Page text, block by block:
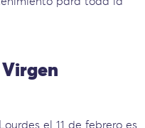
el 11 de febrero es